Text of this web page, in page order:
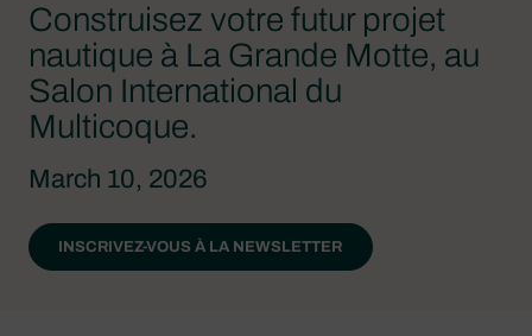
Construisez votre futur projet
nautique à La Grande Motte, au
Salon International du
Multicoque.
March 10, 2026
INSCRIVEZ-VOUS À LA NEWSLETTER